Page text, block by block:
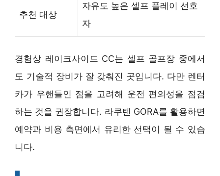
추천 대상
자유도 높은 셀프 플레이 선호
자
경험상 레이크사이드 CC는 셀프 골프장 중에서
도 기술적 장비가 잘 갖춰진 곳입니다. 다만 렌터
카가 우핸들인 점을 고려해 운전 편의성을 점검
하는 것을 권장합니다. 라쿠텐 GORA를 활용하면
예약과 비용 측면에서 유리한 선택이 될 수 있습
니다.